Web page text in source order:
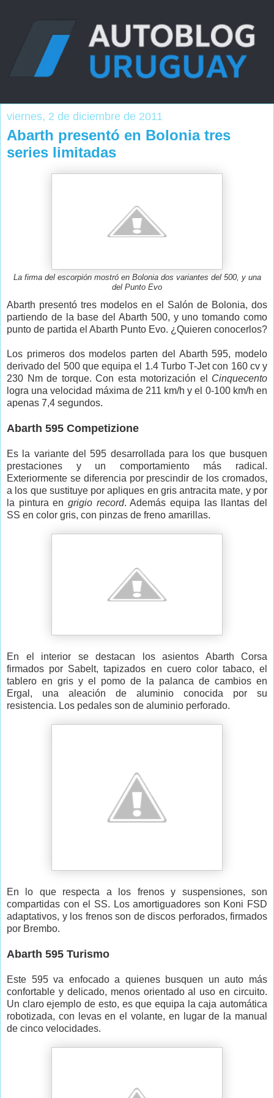
viernes, 2 de diciembre de 2011
Abarth presentó en Bolonia tres
series limitadas
La firma del escorpión mostró en Bolonia dos variantes del 500, y una
del Punto Evo
Abarth presentó tres modelos en el Salón de Bolonia, dos
partiendo de la base del Abarth 500, y uno tomando como
punto de partida el Abarth Punto Evo. ¿Quieren conocerlos?
Los primeros dos modelos parten del Abarth 595, modelo
derivado del 500 que equipa el 1.4 Turbo T-Jet con 160 cv y
230 Nm de torque. Con esta motorización el Cinquecento
logra una velocidad máxima de 211 km/h y el 0-100 km/h en
apenas 7,4 segundos.
Abarth 595 Competizione
Es la variante del 595 desarrollada para los que busquen
prestaciones y un comportamiento más radical.
Exteriormente se diferencia por prescindir de los cromados,
a los que sustituye por apliques en gris antracita mate, y por
la pintura en grigio record. Además equipa las llantas del
SS en color gris, con pinzas de freno amarillas.
En el interior se destacan los asientos Abarth Corsa
firmados por Sabelt, tapizados en cuero color tabaco, el
tablero en gris y el pomo de la palanca de cambios en
Ergal, una aleación de aluminio conocida por su
resistencia. Los pedales son de aluminio perforado.
En lo que respecta a los frenos y suspensiones, son
compartidas con el SS. Los amortiguadores son Koni FSD
adaptativos, y los frenos son de discos perforados, firmados
por Brembo.
Abarth 595 Turismo
Este 595 va enfocado a quienes busquen un auto más
confortable y delicado, menos orientado al uso en circuito.
Un claro ejemplo de esto, es que equipa la caja automática
robotizada, con levas en el volante, en lugar de la manual
de cinco velocidades.